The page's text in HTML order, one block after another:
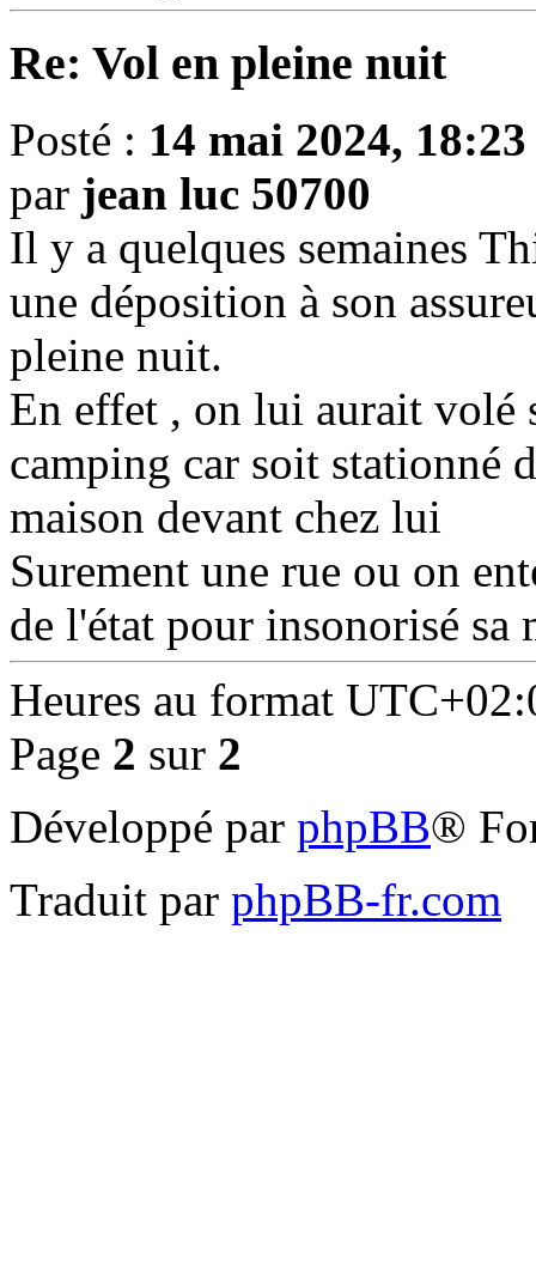
Re: Vol en pleine nuit
Posté : 14 mai 2024, 18:23
par jean luc 50700
Il y a quelques semaines
une déposition à son
pleine nuit.
En effet , on lui aurait volé
camping car soit stationné
maison devant chez lui
Surement une rue ou on
de l'état pour insonorisé sa
Heures au format
Page 2 sur 2
Développé par phpBB®
Traduit par phpBB-fr.com